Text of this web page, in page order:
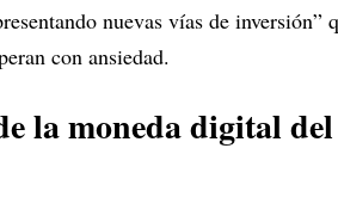
nuevas vías de inversión”
con ansiedad.
la moneda digital